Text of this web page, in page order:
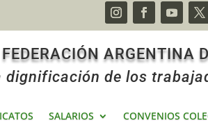
ARGENTINA
dignificación de los
SALARIOS CONVENIOS